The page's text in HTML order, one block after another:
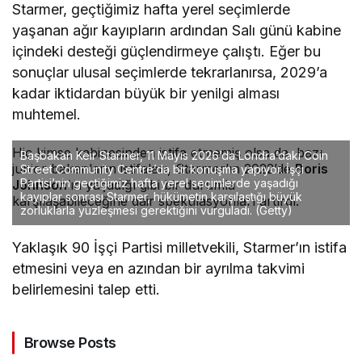
Starmer, geçtiğimiz hafta yerel seçimlerde
yaşanan ağır kayıpların ardından Salı günü kabine
içindeki desteği güçlendirmeye çalıştı. Eğer bu
sonuçlar ulusal seçimlerde tekrarlanırsa, 2029’a
kadar iktidardan büyük bir yenilgi alması
muhtemel.
Hiç kimse kabinesinden istifa etmemiş olsa da, bazı
junior bakanların istifaları, Starmer’ın 2022’deBoris
Johnson‘ın yaşadığı gibi bir durumla
karşılaşabileceğine dair spekülasyonları artırdı.
Başbakan Keir Starmer, 11 Mayıs 2026’da Londra’daki Coin
Street Community Centre’da bir konuşma yapıyor. İşçi
Partisi’nin geçtiğimiz hafta yerel seçimlerde yaşadığı
kayıplar sonrası Starmer, hükümetin karşılaştığı büyük
zorluklarla yüzleşmesi gerektiğini vurguladı. (Getty)
Yaklaşık 90 İşçi Partisi milletvekili, Starmer’ın istifa
etmesini veya en azından bir ayrılma takvimi
belirlemesini talep etti.
Browse Posts